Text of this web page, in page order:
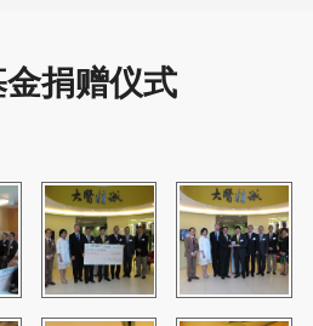
捐赠仪式